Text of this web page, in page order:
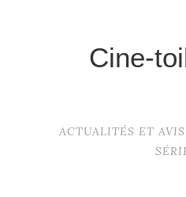
Cine-
ACTUALITÉS ET